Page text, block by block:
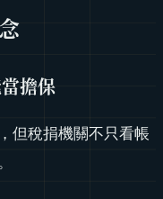
擔保
但稅捐機關不只看帳